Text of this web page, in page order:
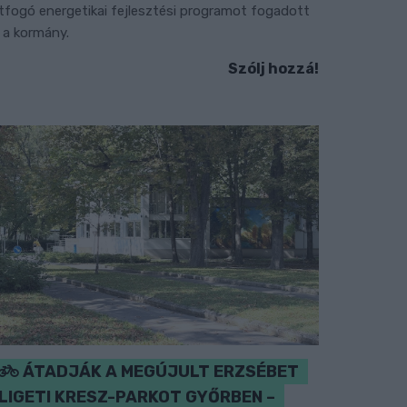
energetikai fejlesztési programot fogadott
a kormány.
Szólj hozzá!
ÁTADJÁK A MEGÚJULT ERZSÉBET
KRESZ-PARKOT GYŐRBEN –